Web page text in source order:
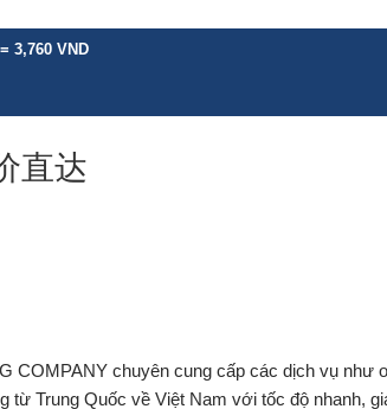
3,760 VND
直达